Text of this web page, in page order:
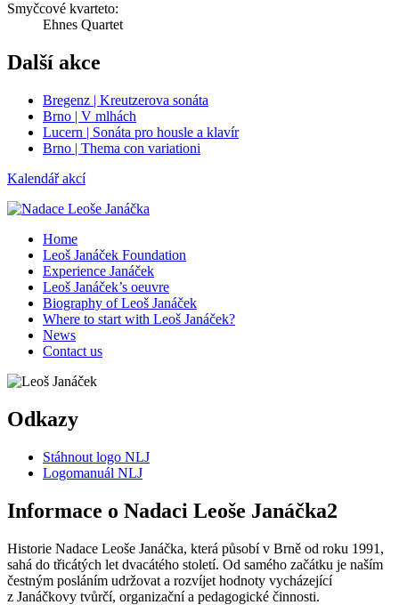
Smyčcové kvarteto:
Ehnes Quartet
Další akce
Bregenz | Kreutzerova sonáta
Brno | V mlhách
Lucern | Sonáta pro housle a klavír
Brno | Thema con variationi
Kalendář akcí
Home
Leoš Janáček Foundation
Experience Janáček
Leoš Janáček’s oeuvre
Biography of Leoš Janáček
Where to start with Leoš Janáček?
News
Contact us
Odkazy
Stáhnout logo NLJ
Logomanuál NLJ
Informace o Nadaci Leoše Janáčka2
Historie Nadace Leoše Janáčka, která působí v Brně od roku 1991,
sahá do třicátých let dvacátého století. Od samého začátku je naším
čestným posláním udržovat a rozvíjet hodnoty vycházející
z Janáčkovy tvůrčí, organizační a pedagogické činnosti.